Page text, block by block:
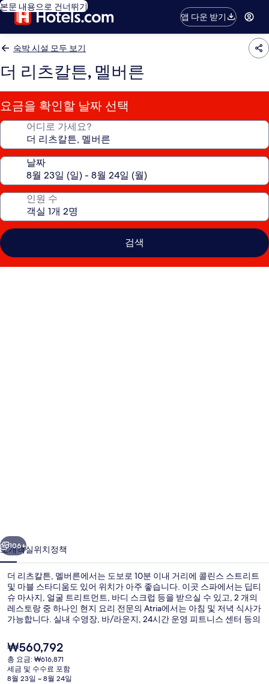
본문 내용으로 건너뛰기
앱 다운 받기
숙박 시설 모두 보기
더 리츠칼튼, 멜버른
요금을 확인할 날짜 선택
어디로 가세요?
날짜
인원 수
검색
른
의
사
진
갤
러
리
다음
106+
소개객실위치정책
더 리츠칼튼, 멜버른에서는 도보로 10분 이내 거리에 콜린스 스트리트
및 마블 스타디움도 있어 위치가 아주 좋습니다. 이곳 스파에서는 딥티
슈 마사지, 얼굴 트리트먼트, 바디 스크럽 등을 받으실 수 있고, 2 개의
레스토랑 중 하나인 현지 요리 전문의 Atria에서는 아침 및 저녁 식사가
가능합니다. 실내 수영장, 바/라운지, 24시간 운영 피트니스 센터 등의
이 이곳의 친절한 고객 서비스에 굉장히 만족했습니다. Flagstaff 역에
서 도보로 7분, Melbourne Central 역에서는 14분 거리에 있어 대중 교
통편을 이용하기 편리합니다.
현
재
가
격
₩560,792
총 요금: ₩616,871
세금 및 수수료 포함
8월 23일 ~ 8월 24일